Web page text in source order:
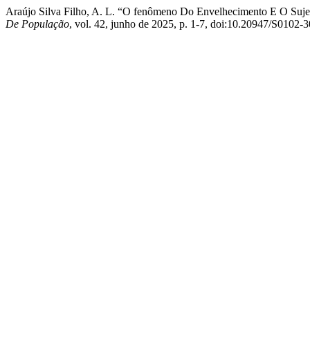
Araújo Silva Filho, A. L. “O fenômeno Do Envelhecimento E O
De População, vol. 42, junho de 2025, p. 1-7, doi:10.20947/S0102-